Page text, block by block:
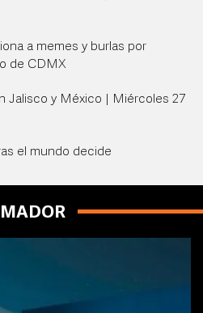
a memes y burlas por
de CDMX
Jalisco y México | Miércoles 27
el mundo decide